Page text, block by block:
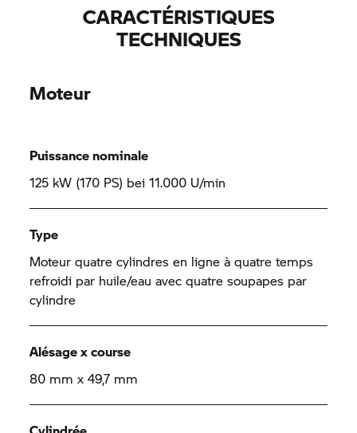
CARACTÉRISTIQUES
TECHNIQUES
Moteur
Puissance nominale
125 kW (170 PS) bei 11.000 U/min
Type
Moteur quatre cylindres en ligne à quatre temps
refroidi par huile/eau avec quatre soupapes par
cylindre
Alésage x course
80 mm x 49,7 mm